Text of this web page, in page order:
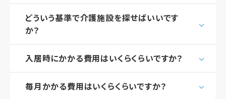
どういう基準で介護施設を探せばいいです
か？
入居時にかかる費用はいくらくらいですか？
毎月かかる費用はいくらくらいですか？